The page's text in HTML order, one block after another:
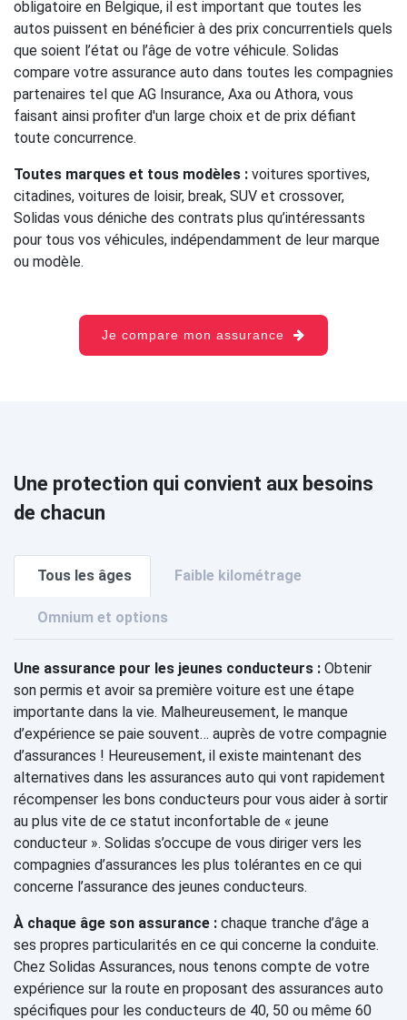
obligatoire en Belgique, il est important que toutes les
autos puissent en bénéficier à des prix concurrentiels quels
que soient l’état ou l’âge de votre véhicule. Solidas
compare votre assurance auto dans toutes les compagnies
partenaires tel que AG Insurance, Axa ou Athora, vous
faisant ainsi profiter d'un large choix et de prix défiant
toute concurrence.
Toutes marques et tous modèles : voitures sportives,
citadines, voitures de loisir, break, SUV et crossover,
Solidas vous déniche des contrats plus qu’intéressants
pour tous vos véhicules, indépendamment de leur marque
ou modèle.
Je compare mon assurance
Une protection qui convient aux besoins
de chacun
Tous les âges Faible kilométrage
Omnium et options
Une assurance pour les jeunes conducteurs : Obtenir
son permis et avoir sa première voiture est une étape
importante dans la vie. Malheureusement, le manque
d’expérience se paie souvent… auprès de votre compagnie
d’assurances ! Heureusement, il existe maintenant des
alternatives dans les assurances auto qui vont rapidement
récompenser les bons conducteurs pour vous aider à sortir
au plus vite de ce statut inconfortable de « jeune
conducteur ». Solidas s’occupe de vous diriger vers les
compagnies d’assurances les plus tolérantes en ce qui
concerne l’assurance des jeunes conducteurs.
À chaque âge son assurance : chaque tranche d’âge a
ses propres particularités en ce qui concerne la conduite.
Chez Solidas Assurances, nous tenons compte de votre
expérience sur la route en proposant des assurances auto
spécifiques pour les conducteurs de 40, 50 ou même 60